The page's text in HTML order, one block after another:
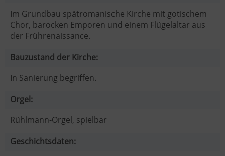
Im Grundbau spätromanische Kirche mit gotischem
Chor, barocken Emporen und einem Flügelaltar aus
der Frührenaissance.
Bauzustand der Kirche:
In Sanierung begriffen.
Orgel:
Rühlmann-Orgel, spielbar
Geschichtsdaten: